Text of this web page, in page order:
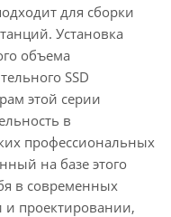
для сборки
Установка
объема
SSD
этой серии
в
профессиональных
на базе этого
в современных
и проектировании,